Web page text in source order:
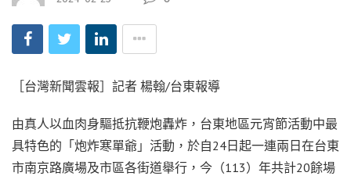
［台灣新聞雲報］記者 楊翰/台東報導
由真人以血肉身驅抵抗鞭炮轟炸，台東地區元宵節活動中最
具特色的「炮炸寒單爺」活動，於自24日起一連兩日在台東
市南京路廣場及市區各街道舉行，今（113）年共計20餘場